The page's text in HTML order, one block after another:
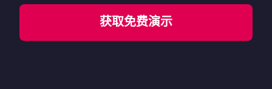
获取免费演示